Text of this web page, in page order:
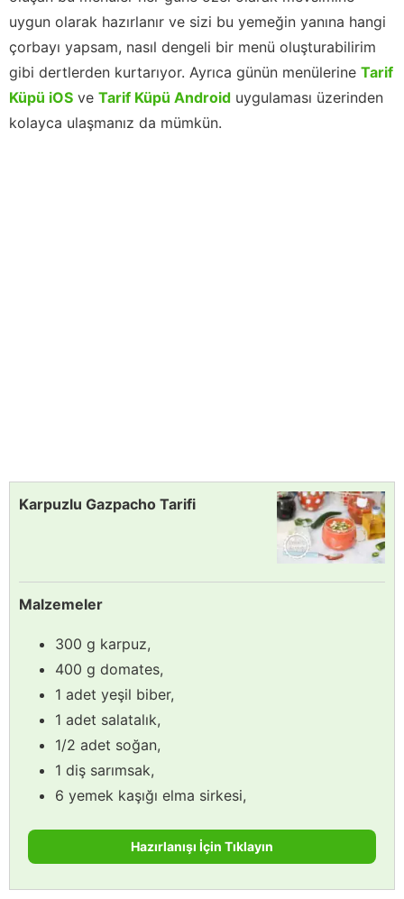
uygun olarak hazırlanır ve sizi bu yemeğin yanına hangi
çorbayı yapsam, nasıl dengeli bir menü oluşturabilirim
gibi dertlerden kurtarıyor. Ayrıca günün menülerine Tarif
Küpü iOS ve Tarif Küpü Android uygulaması üzerinden
kolayca ulaşmanız da mümkün.
Karpuzlu Gazpacho Tarifi
Malzemeler
300 g karpuz,
400 g domates,
1 adet yeşil biber,
1 adet salatalık,
1/2 adet soğan,
1 diş sarımsak,
6 yemek kaşığı elma sirkesi,
Hazırlanışı İçin Tıklayın